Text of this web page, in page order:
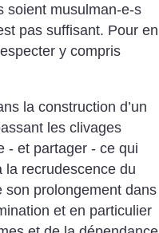
soient musulman-e-s
pas suffisant. Pour en
y compris
la construction d’un
les clivages
- et partager - ce qui
la recrudescence du
son prolongement dans
et en particulier